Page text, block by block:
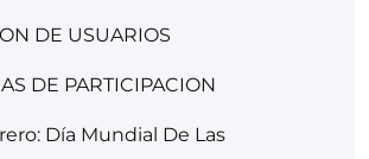
DE USUARIOS
DE PARTICIPACION
Día Mundial De Las